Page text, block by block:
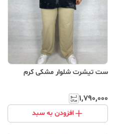
ست تیشرت شلوار مشکی کرم
۱٬۷۹۰٬۰۰۰
افزودن به سبد